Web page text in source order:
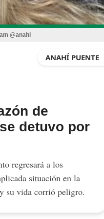
@anahi
ANAHÍ PUENTE
de
detuvo por
regresará a los
situación en la
su vida corrió peligro.